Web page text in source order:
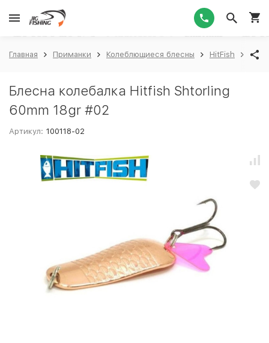
Главная Приманки Колеблющиеся блесны HitFish
Блесна колебалка Hitfish Shtorling
60mm 18gr #02
Артикул: 100118-02